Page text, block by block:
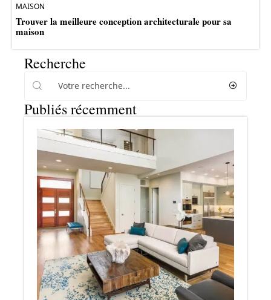
MAISON
Trouver la meilleure conception architecturale pour sa
maison
Recherche
Publiés récemment